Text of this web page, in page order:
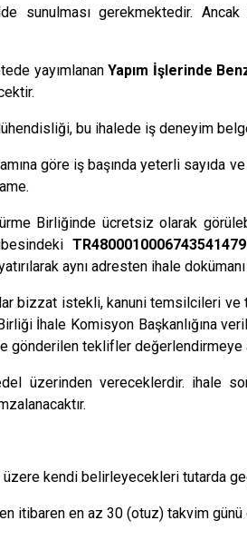
sunulması gerekmektedir.
yayımlanan Yapım İşlerinde
bu ihalede iş deneyim
göre iş başında yeterli sayıda
Birliğinde ücretsiz olarak
aynı adresten ihale dokümanı
bizzat istekli, kanuni temsilcileri
İhale Komisyon Başkanlığına
teklifler değerlendirmeye
üzerinden vereceklerdir. ihale
kendi belirleyecekleri tutarda
en az 30 (otuz) takvim günü